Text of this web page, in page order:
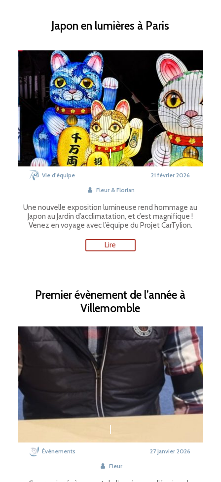
Japon en lumières à Paris
Vie d'équipe
Fleur & Florian
21 février 2026
Une nouvelle exposition lumineuse rend hommage au
Japon au Jardin d’acclimatation, et c’est magnifique !
Venez en voyage avec l’équipe du Projet CarTylion.
Lire
Premier évènement de l’année à
Villemomble
Évènements
Fleur
27 janvier 2026